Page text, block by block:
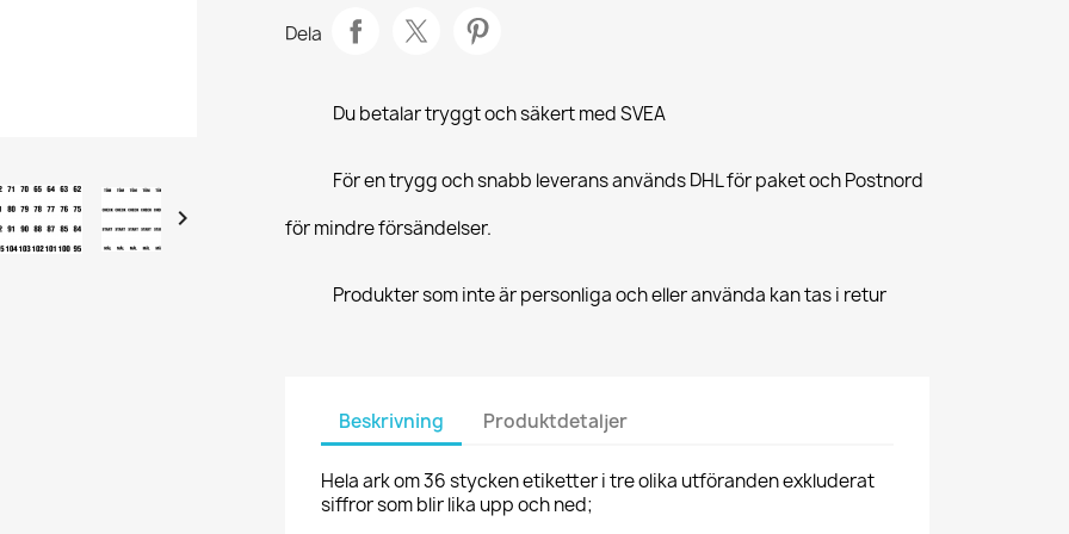

Dela
Du betalar tryggt och säkert med SVEA
För en trygg och snabb leverans används DHL för paket och Postnord
för mindre försändelser.
Produkter som inte är personliga och eller använda kan tas i retur
Beskrivning Produktdetaljer
Hela ark om 36 stycken etiketter i tre olika utföranden exkluderat
siffror som blir lika upp och ned;